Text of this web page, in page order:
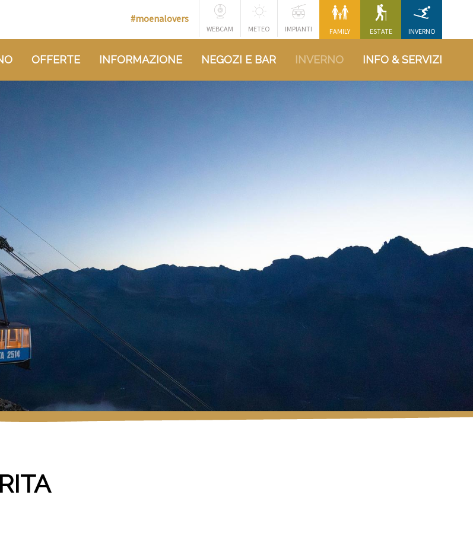
FAMILY ESTATE INVERNO
WEBCAM METEO IMPIANTI
#moenalovers
OFFERTE INFORMAZIONE NEGOZI E BAR INVERNO INFO & SERVIZI